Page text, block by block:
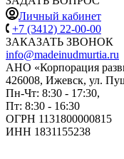
Личный кабинет
+7 (3412) 22-00-00
ЗАКАЗАТЬ ЗВОНОК
info@madeinudmurtia.ru
АНО «Корпорация
426008, Ижевск, ул.
Пн-Чт: 8:30 - 17:30,
Пт: 8:30 - 16:30
ОГРН 1131800000815
ИНН 1831155238